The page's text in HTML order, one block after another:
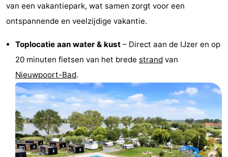
Minigolfbanen
Wellness
centra
Dorpen
Steden
Natuur
Sporten
Zwembaden
Fietsen
van een vakantiepark, wat samen zorgt voor een
ontspannende en veelzijdige vakantie.
Toplocatie aan water & kust – Direct aan de IJzer en op
20 minuten fietsen van het brede strand van
Nieuwpoort-Bad.